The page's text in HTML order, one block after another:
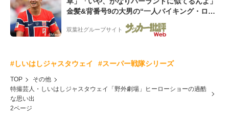
金髪&背番号9の大男の“一人バイキング・ロ
ー”映像が話題!「元気をもらった」
双葉社グループサイト
#しいはしジャスタウェイ #スーパー戦隊シリーズ
TOP
その他
特撮芸人・しいはしジャスタウェイ「野外劇場」ヒーローショーの過酷
な思い出
2ページ